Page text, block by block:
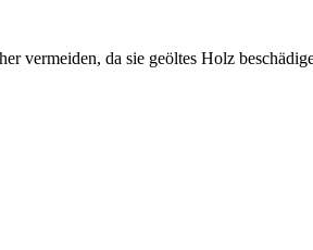
da sie geöltes Holz